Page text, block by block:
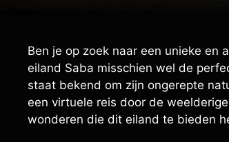
Ben je op zoek naar een unieke en
eiland Saba misschien wel de
staat bekend om zijn ongerepte
een virtuele reis door de
wonderen die dit eiland te bieden